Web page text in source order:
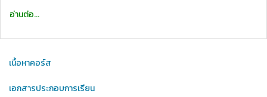
อ่านต่อ...
เนื้อหาคอร์ส
เอกสารประกอบการเรียน